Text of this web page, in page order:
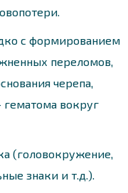
с формированием
переломов,
черепа,
гематома вокруг
(головокружение,
знаки и т.д.).